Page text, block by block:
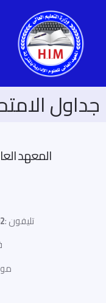
المحتوى
جداول
المعهد
تليفون :